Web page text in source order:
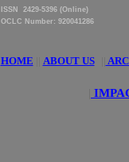
HOME ABOUT US
ISSN 2429-5396 (Online)
OCLC Number: 920041286